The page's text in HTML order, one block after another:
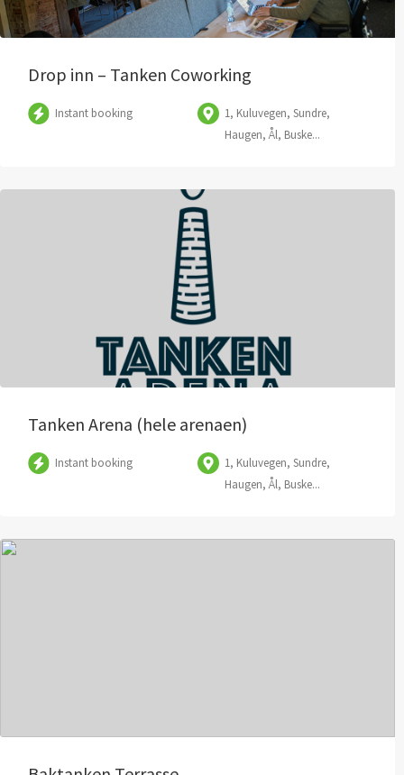
Drop inn – Tanken Coworking
Instant booking
1, Kuluvegen, Sundre,
Haugen, Ål, Buske...
Tanken Arena (hele arenaen)
Instant booking
1, Kuluvegen, Sundre,
Haugen, Ål, Buske...